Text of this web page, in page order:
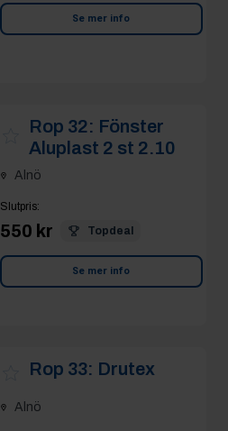
Se mer info
Rop 32: Fönster
Aluplast 2 st 2.10
Alnö
Slutpris:
550 kr Topdeal
Se mer info
Rop 33: Drutex
Alnö